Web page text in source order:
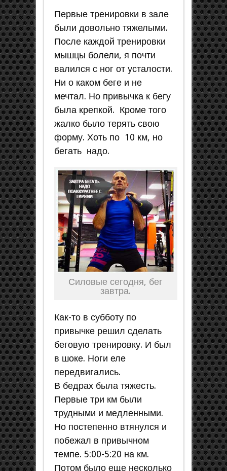
Первые тренировки в зале
были довольно тяжелыми.
После каждой тренировки
мышцы болели, я почти
валился с ног от усталости.
Ни о каком беге и не
мечтал. Но привычка к бегу
была крепкой. Кроме того
жалко было терять свою
форму. Хоть по 10 км, но
бегать надо.
Силовые сегодня, бег
завтра.
Как-то в субботу по
привычке решил сделать
беговую тренировку. И был
в шоке. Ноги еле
передвигались.
В бедрах была тяжесть.
Первые три км были
трудными и медленными.
Но постепенно втянулся и
побежал в привычном
темпе. 5:00-5:20 на км.
Потом было еще несколько